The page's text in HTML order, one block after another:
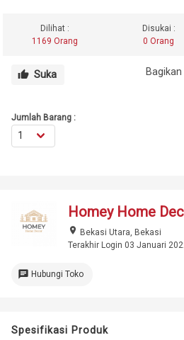
Dilihat :
1169 Orang
Disukai :
0 Orang
thumb_up Suka Bagikan
Jumlah Barang :
Homey Home
place Bekasi Utara, Bekasi
Terakhir Login 03 Januari
chat Hubungi Toko
Spesifikasi Produk